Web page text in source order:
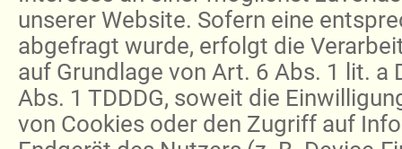
unserer Website. Sofern eine
abgefragt wurde, erfolgt die
auf Grundlage von Art. 6 Abs. 1 lit. a
Abs. 1 TDDDG, soweit die
von Cookies oder den Zugriff auf